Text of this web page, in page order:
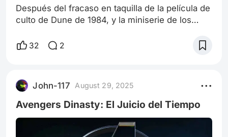
Después del fracaso en taquilla de la película de
culto de Dune de 1984, y la miniserie de los
una obra con múltiples lecturas que tiene la
convencional en el sentido de mostrarnos solo
héroes y villanos, sus paisajes no son mundos
de fantasía medieval, al e
32 2
John-117 August 29, 2025
Avengers Dinasty: El Juicio del Tiempo